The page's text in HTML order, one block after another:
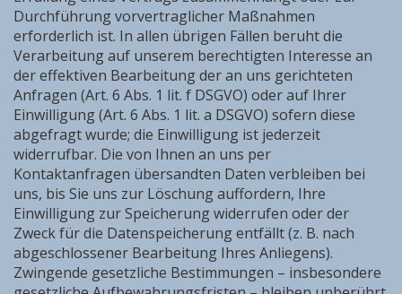
Durchführung vorvertraglicher Maßnahmen
erforderlich ist. In allen übrigen Fällen beruht die
Verarbeitung auf unserem berechtigten Interesse an
der effektiven Bearbeitung der an uns gerichteten
Anfragen (Art. 6 Abs. 1 lit. f DSGVO) oder auf Ihrer
Einwilligung (Art. 6 Abs. 1 lit. a DSGVO) sofern diese
abgefragt wurde; die Einwilligung ist jederzeit
widerrufbar. Die von Ihnen an uns per
Kontaktanfragen übersandten Daten verbleiben bei
uns, bis Sie uns zur Löschung auffordern, Ihre
Einwilligung zur Speicherung widerrufen oder der
Zweck für die Datenspeicherung entfällt (z. B. nach
abgeschlossener Bearbeitung Ihres Anliegens).
Zwingende gesetzliche Bestimmungen – insbesondere